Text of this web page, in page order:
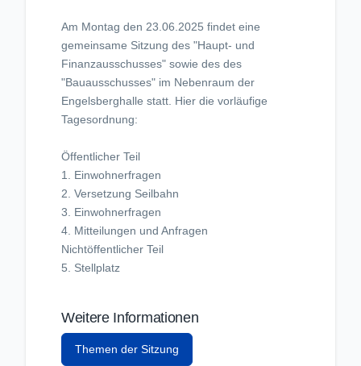
Am Montag den 23.06.2025 findet eine
gemeinsame Sitzung des "Haupt- und
Finanzausschusses" sowie des des
"Bauausschusses" im Nebenraum der
Engelsberghalle statt. Hier die vorläufige
Tagesordnung:
Öffentlicher Teil
1. Einwohnerfragen
2. Versetzung Seilbahn
3. Einwohnerfragen
4. Mitteilungen und Anfragen
Nichtöffentlicher Teil
5. Stellplatz
Weitere Informationen
Themen der Sitzung